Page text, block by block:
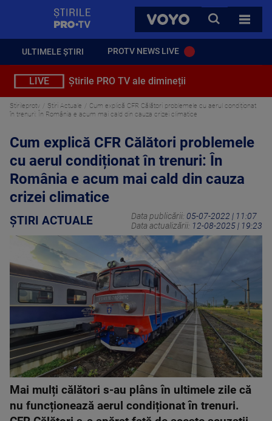
VOYO
CAUTA
TOATE
ULTIMELE ȘTIRI PROTV NEWS LIVE
LIVE Știrile PRO TV ale dimineții
Stirileprotv Știri Actuale
Cum explică CFR Călători problemele cu aerul condiționat
în trenuri: În România e acum mai cald din cauza crizei climatice
Cum explică CFR Călători problemele
cu aerul condiționat în trenuri: În
România e acum mai cald din cauza
crizei climatice
ȘTIRI ACTUALE Data publicării: 05-07-2022 | 11:07
Data actualizării: 12-08-2025 | 19:23
Mai mulți călători s-au plâns în ultimele zile că
nu funcționează aerul condiționat în trenuri.